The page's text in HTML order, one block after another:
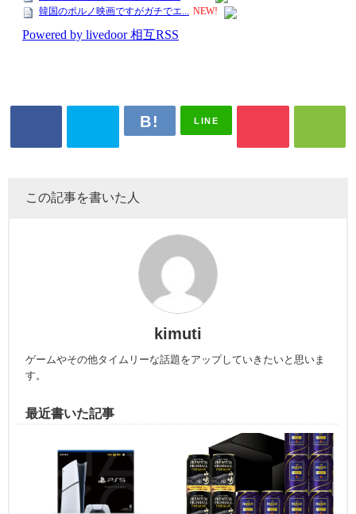
LINE
この記事を書いた人
kimuti
ゲームやその他タイムリーな話題をアップしていきたいと思いま
す。
最近書いた記事